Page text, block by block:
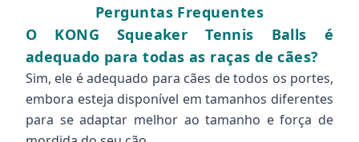
Perguntas Frequentes
O KONG Squeaker Tennis Balls é
adequado para todas as raças de cães?
Sim, ele é adequado para cães de todos os portes,
embora esteja disponível em tamanhos diferentes
para se adaptar melhor ao tamanho e força de